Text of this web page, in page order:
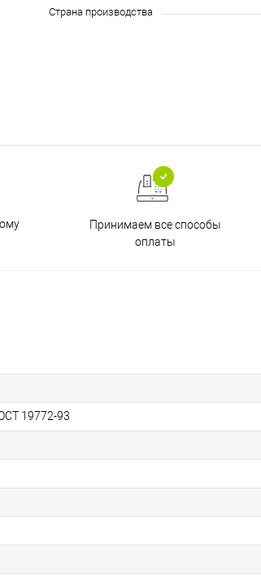
Страна производства
Принимаем все способы
оплаты
19772-93